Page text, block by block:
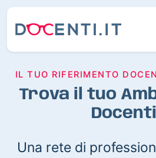
IL TUO RIFERIMENTO
Trova il tuo
Una rete di